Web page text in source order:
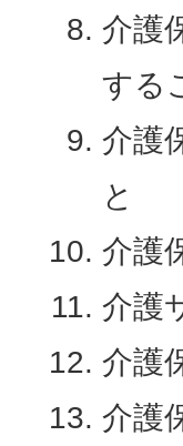
介護
する
介護
と
介護
介護
介護
介護